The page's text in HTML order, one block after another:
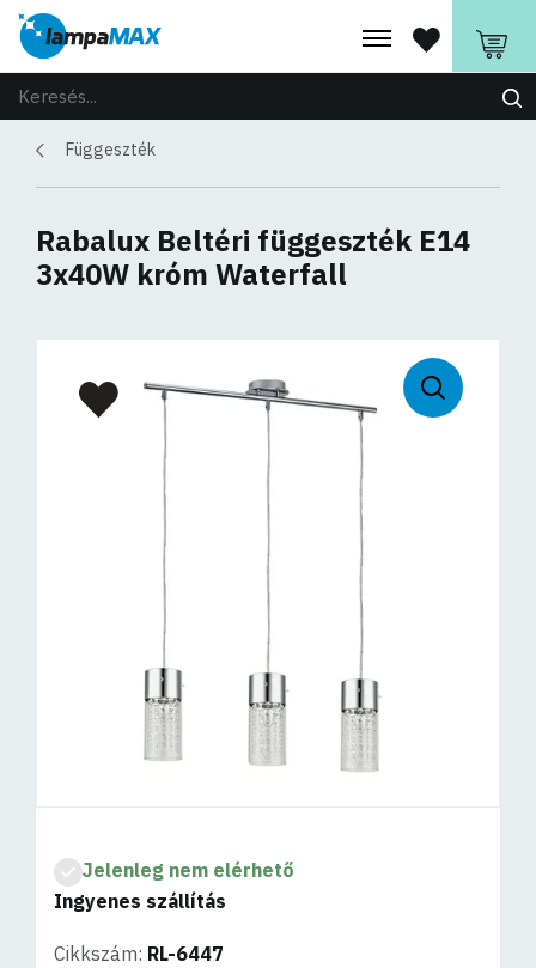
Függeszték
Rabalux Beltéri függeszték E14
3x40W króm Waterfall
Jelenleg nem elérhető
Ingyenes szállítás
Cikkszám: RL-6447